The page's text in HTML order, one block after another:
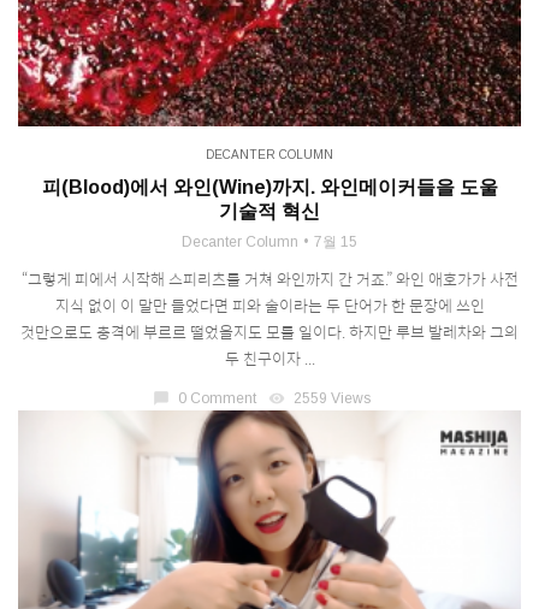
DECANTER COLUMN
피(Blood)에서 와인(Wine)까지. 와인메이커들을 도울
기술적 혁신
Decanter Column 7월 15
“그렇게 피에서 시작해 스피리츠를 거쳐 와인까지 간 거죠.” 와인 애호가가 사전
지식 없이 이 말만 들었다면 피와 술이라는 두 단어가 한 문장에 쓰인
것만으로도 충격에 부르르 떨었을지도 모를 일이다. 하지만 루브 발레차와 그의
두 친구이자 ...
chat_bubble 0 Comment visibility 2559 Views